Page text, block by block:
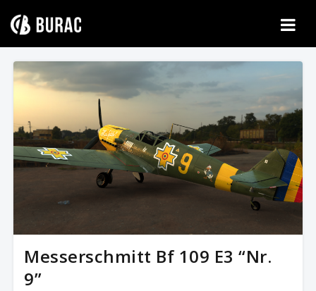
content
Messerschmitt Bf 109 E3 “Nr.
9”